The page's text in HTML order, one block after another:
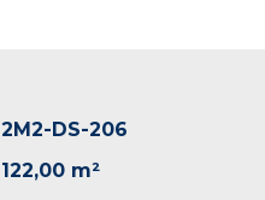
2M2-DS-206
122,00 m²